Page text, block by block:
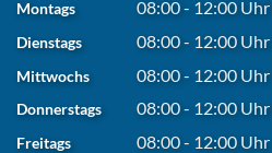
Montags 08:00 - 12:00 Uhr
Dienstags 08:00 - 12:00 Uhr
Mittwochs 08:00 - 12:00 Uhr
Donnerstags 08:00 - 12:00 Uhr
Freitags 08:00 - 12:00 Uhr